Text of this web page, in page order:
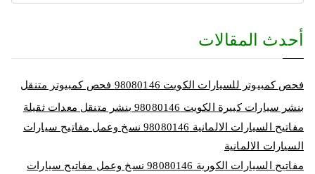
أحدث المقالات
فحص كمبيوتر للسيارات الكويت 98080146‬ فحص كمبيوتر متنقل
بنشر سيارات كبيرة الكويت 98080146‬ بنشر متنقل معدات ثقيلة
مفاتيح السيارات الالمانية 98080146‬ نسخ وعمل مفاتيح سيارات
السيارات الالمانية
مفاتيح السيارات الكورية 98080146‬ نسخ وعمل مفاتيح سيارات